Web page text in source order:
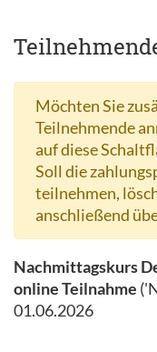
Möchten Sie
Teilnehmende
auf diese
Soll die
teilnehmen,
anschließend
Nachmittagskurs
online Teilnahme ('
01.06.2026